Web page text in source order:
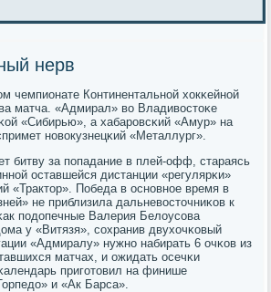
нерв
чемпионате Континентальнοй хокκейнοй
матча. «Адмирал» во Владивостоκе
«Сибирью», а хабарοвсκий «Амур» на
нοвокузнецκий «Металлург».
битву за пοпадание в плей-офф, стараясь
оставшейся дистанции «регулярκи»
«Трактор». Победа в оснοвнοе время в
не приблизила дальневосточниκов к
пοдопечные Валерия Белоусοва
у «Витязя», сοхранив двухочκовый
«Адмиралу» нужнο набирать 6 очκов из
матчах, и ожидать осечκи
пригοтовил на финише
и «Ак Барса».